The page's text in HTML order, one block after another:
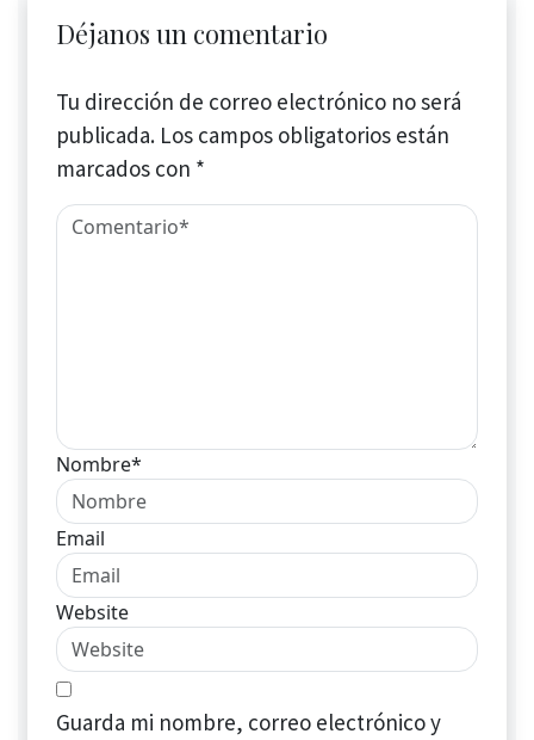
Déjanos un comentario
Tu dirección de correo electrónico no será
publicada. Los campos obligatorios están
marcados con *
Nombre*
Email
Website
Guarda mi nombre, correo electrónico y